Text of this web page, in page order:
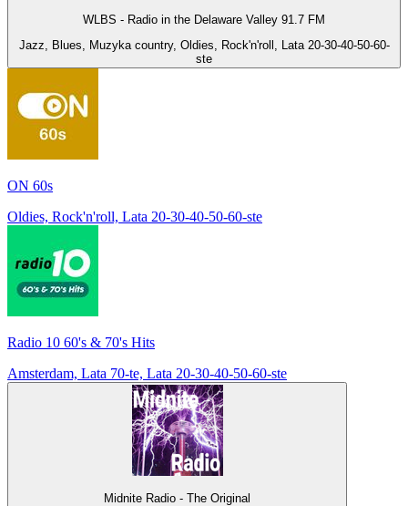
WLBS - Radio in the Delaware Valley 91.7 FM
Jazz, Blues, Muzyka country, Oldies, Rock'n'roll, Lata 20-30-40-50-60-
ste
ON 60s
Oldies, Rock'n'roll, Lata 20-30-40-50-60-ste
Radio 10 60's & 70's Hits
Amsterdam, Lata 70-te, Lata 20-30-40-50-60-ste
Midnite Radio - The Original